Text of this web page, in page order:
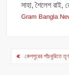
সাহা, শৈলেশ রাই,
Gram Bangla
Post
কেশপুরের পাঁচখুরিতে